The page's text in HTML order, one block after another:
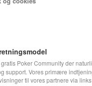
gratis Poker Community der
support. Vores primære
til vores partnere via